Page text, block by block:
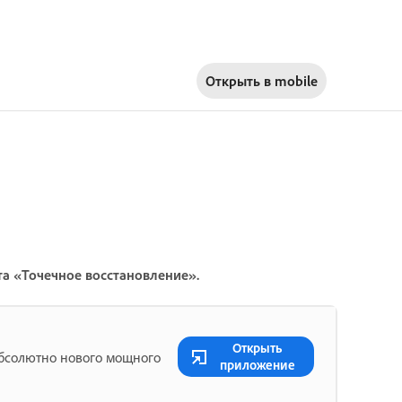
Открыть в mobile
«Точечное восстановление».
нового мощного
Открыть
приложение